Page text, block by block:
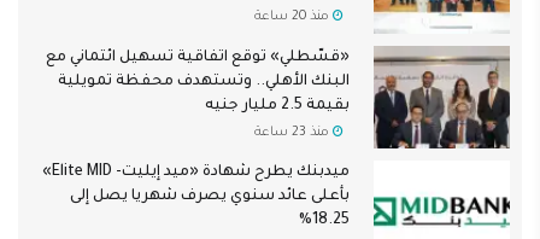
منذ 20 ساعة
«قسّطلي» توقع اتفاقية تسهيل ائتماني مع
البنك الأهلي.. وتستهدف محفظة تمويلية
بقيمة 2.5 مليار جنيه
منذ 23 ساعة
ميدبنك يطرح شهادة «ميد إيليت- Elite MID»
بأعلى عائد سنوي يصرف شهريا يصل إلى
18.25%